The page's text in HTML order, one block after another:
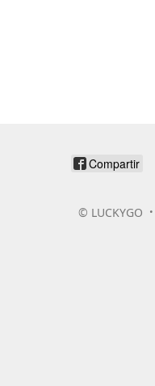
Compartir
© LUCKYGO